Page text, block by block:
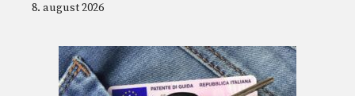
8. august 2026